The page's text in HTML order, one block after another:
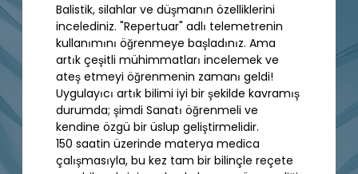
Balistik, silahlar ve düşmanın özelliklerini
incelediniz. "Repertuar" adlı telemetrenin
kullanımını öğrenmeye başladınız. Ama
artık çeşitli mühimmatları incelemek ve
ateş etmeyi öğrenmenin zamanı geldi!
Uygulayıcı artık bilimi iyi bir şekilde kavramış
durumda; şimdi Sanatı öğrenmeli ve
kendine özgü bir üslup geliştirmelidir.
150 saatin üzerinde materya medica
çalışmasıyla, bu kez tam bir bilinçle reçete